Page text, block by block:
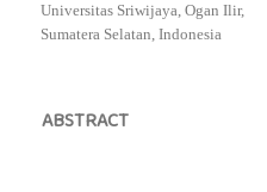
Universitas Sriwijaya, Ogan Ilir,
Sumatera Selatan, Indonesia
ABSTRACT